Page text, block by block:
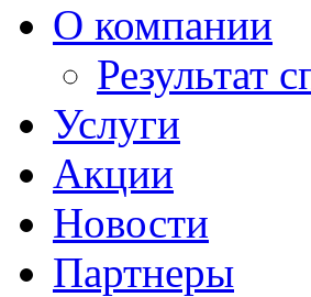
О компании
Результат
Услуги
Акции
Новости
Партнеры